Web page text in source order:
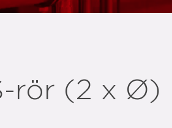
rör (2 x Ø)